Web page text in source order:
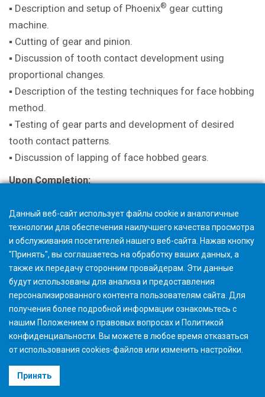
▪ Description and setup of Phoenix® gear cutting
machine.
▪ Cutting of gear and pinion.
▪ Discussion of tooth contact development using
proportional changes.
▪ Description of the testing techniques for face hobbing
method.
▪ Testing of gear parts and development of desired
tooth contact patterns.
▪ Discussion of lapping of face hobbed gears.
Upon Completion:
Условия использования
Данный веб-сайт использует файлы cookie и аналогичные
технологии для обеспечения наилучшего качества просмотра
и обслуживания посетителей нашего веб-сайта. Нажав кнопку
"Принять", вы соглашаетесь на обработку ваших данных, а
также их передачу сторонним провайдерам. Эти данные
будут использованы для анализа и предоставления
персонализированного контента пользователям сайта. Для
получения более подробной информации ознакомьтесь с
нашим Положением о правовых вопросахи Политикой
конфиденциальности . Вы можете в любое время отказаться
от использования cookies-файлов или изменить настройки
Принять